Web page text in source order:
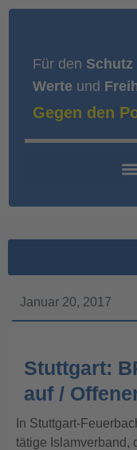
Für den Schutz
Werte und
Gegen den
Januar 20, 2017
Stuttgart:
auf /
In Stuttgart-
tätige Islamverband,